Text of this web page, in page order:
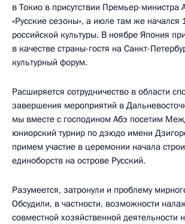
в Токио в присутствии Премьер-министра
«Русские сезоны», а июле там же начался
российской культуры. В ноябре Япония
в качестве страны-гостя на Санкт-
культурный форум.
Расширяется сотрудничество в области
завершения мероприятий в
мы вместе с господином Абэ посетим
юниорский турнир по дзюдо имени
примем участие в церемонии начала
единоборств на острове Русский.
Разумеется, затронули и проблему
Обсудили, в частности, возможности
совместной хозяйственной